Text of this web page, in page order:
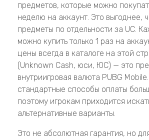
предметов, которые можно
неделю на аккаунт. Это выгоднее,
предметы по отдельности за UC.
можно купить только 1 раз на
цены всегда в каталоге на этой
(Unknown Cash, юси, ЮС) — это
внутриигровая валюта PUBG
стандартные способы оплаты
поэтому игрокам приходится
альтернативные варианты.
Это не абсолютная гарантия, но